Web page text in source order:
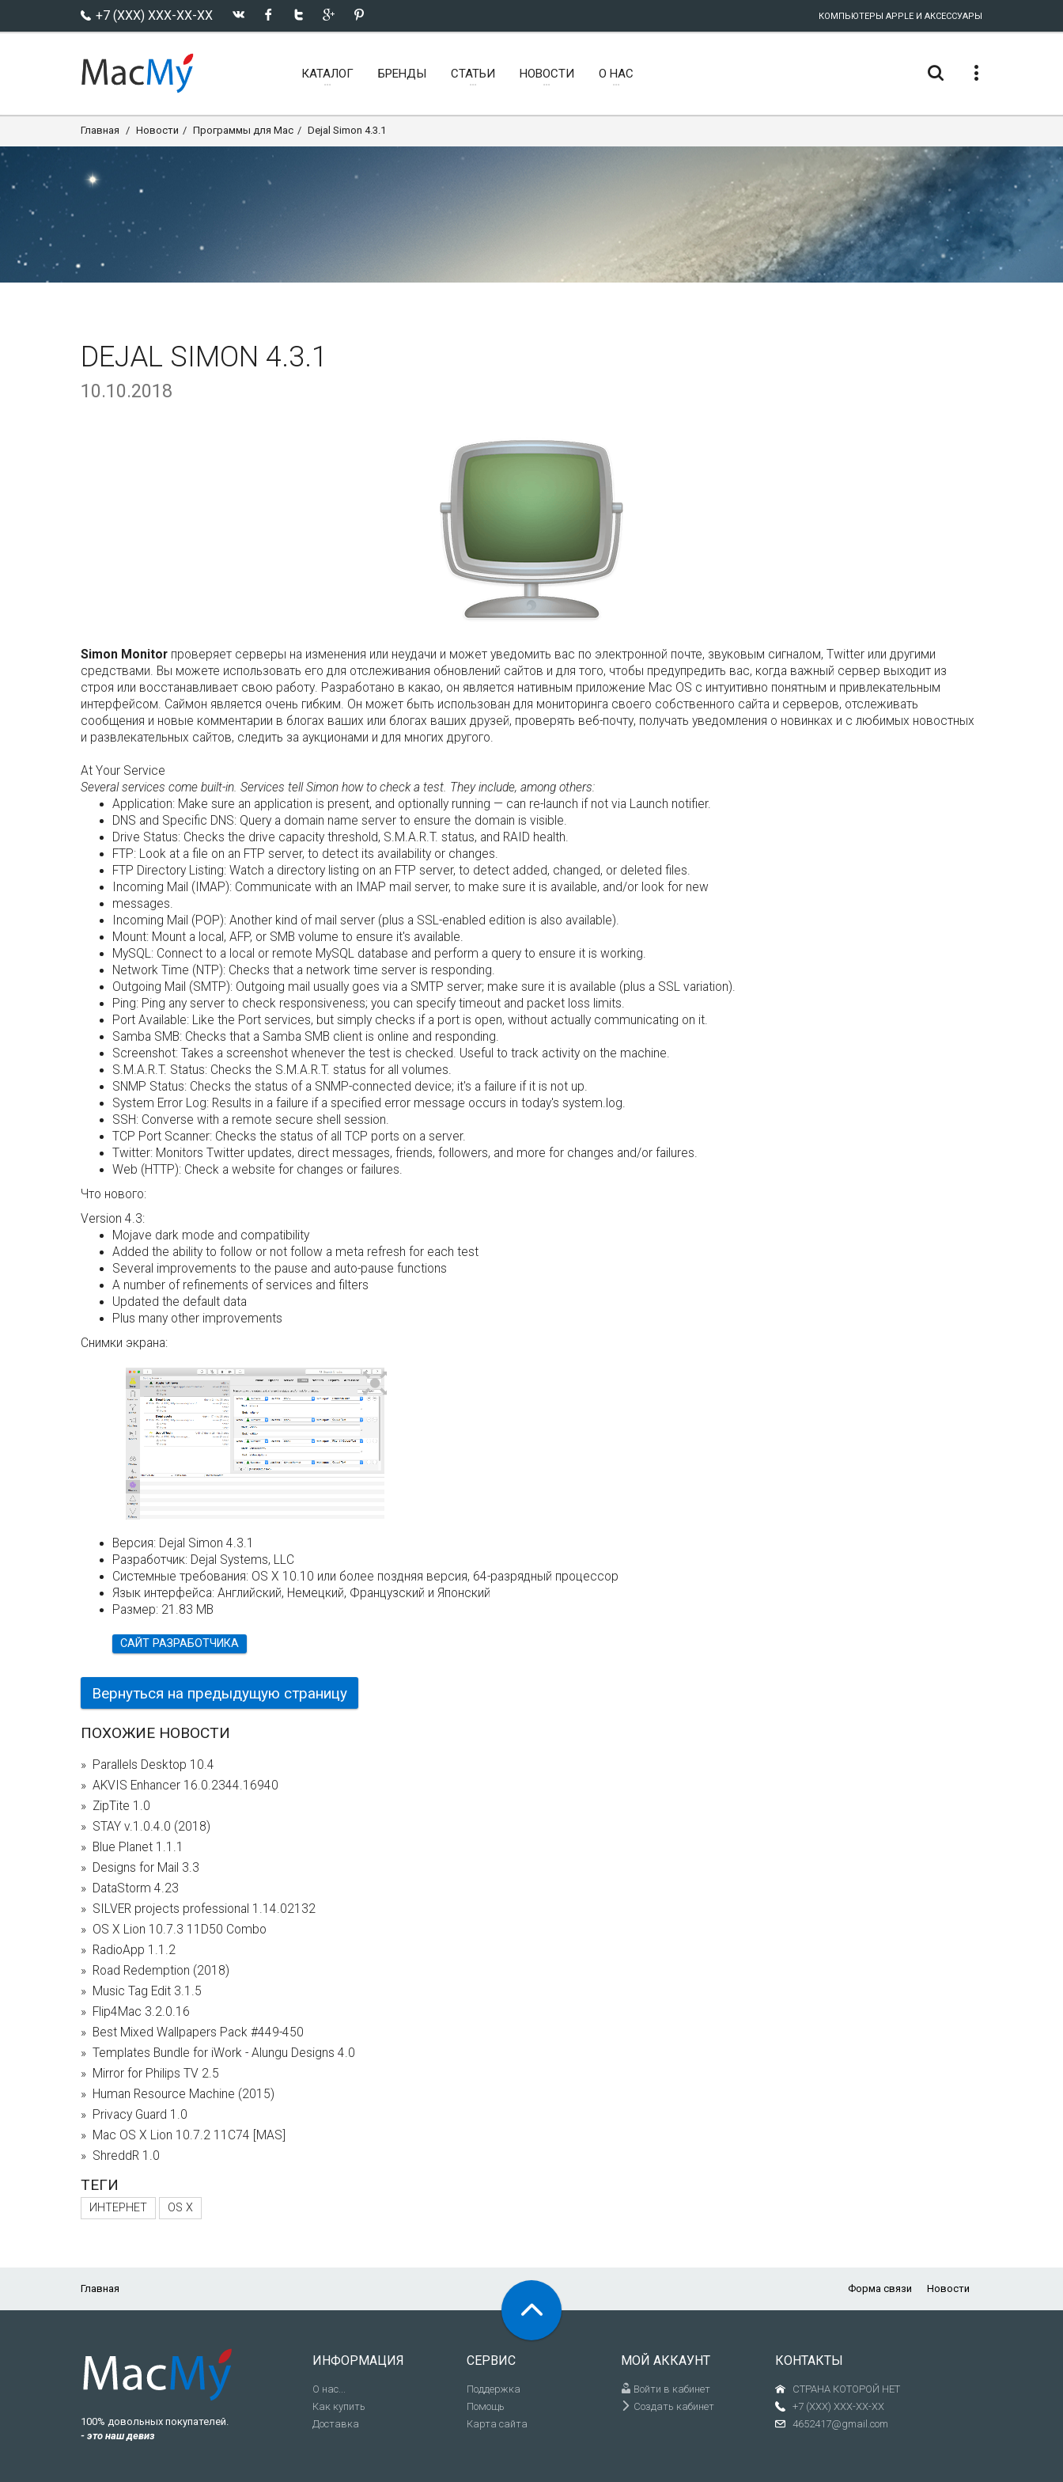
+7 (XXX) XXX-XX-XX КОМПЬЮТЕРЫ APPLE И АКСЕССУАРЫ
КАТАЛОГ БРЕНДЫ СТАТЬИ НОВОСТИ О НАС
Главная Новости Программы для Mac Dejal Simon 4.3.1
DEJAL SIMON 4.3.1
10.10.2018
Simon Monitor проверяет серверы на изменения или неудачи и может уведомить вас по электронной почте, звуковым сигналом, Twitter или другими
средствами. Вы можете использовать его для отслеживания обновлений сайтов и для того, чтобы предупредить вас, когда важный сервер выходит из
строя или восстанавливает свою работу. Разработано в какао, он является нативным приложение Mac OS с интуитивно понятным и привлекательным
интерфейсом. Саймон является очень гибким. Он может быть использован для мониторинга своего собственного сайта и серверов, отслеживать
сообщения и новые комментарии в блогах ваших или блогах ваших друзей, проверять веб-почту, получать уведомления о новинках и с любимых новостных
и развлекательных сайтов, следить за аукционами и для многих другого.
At Your Service
Several services come built-in. Services tell Simon how to check a test. They include, among others:
Application: Make sure an application is present, and optionally running — can re-launch if not via Launch notifier.
DNS and Specific DNS: Query a domain name server to ensure the domain is visible.
Drive Status: Checks the drive capacity threshold, S.M.A.R.T. status, and RAID health.
FTP: Look at a file on an FTP server, to detect its availability or changes.
FTP Directory Listing: Watch a directory listing on an FTP server, to detect added, changed, or deleted files.
Incoming Mail (IMAP): Communicate with an IMAP mail server, to make sure it is available, and/or look for new
messages.
Incoming Mail (POP): Another kind of mail server (plus a SSL-enabled edition is also available).
Mount: Mount a local, AFP, or SMB volume to ensure it's available.
MySQL: Connect to a local or remote MySQL database and perform a query to ensure it is working.
Network Time (NTP): Checks that a network time server is responding.
Outgoing Mail (SMTP): Outgoing mail usually goes via a SMTP server; make sure it is available (plus a SSL variation).
Ping: Ping any server to check responsiveness; you can specify timeout and packet loss limits.
Port Available: Like the Port services, but simply checks if a port is open, without actually communicating on it.
Samba SMB: Checks that a Samba SMB client is online and responding.
Screenshot: Takes a screenshot whenever the test is checked. Useful to track activity on the machine.
S.M.A.R.T. Status: Checks the S.M.A.R.T. status for all volumes.
SNMP Status: Checks the status of a SNMP-connected device; it's a failure if it is not up.
System Error Log: Results in a failure if a specified error message occurs in today's system.log.
SSH: Converse with a remote secure shell session.
TCP Port Scanner: Checks the status of all TCP ports on a server.
Twitter: Monitors Twitter updates, direct messages, friends, followers, and more for changes and/or failures.
Web (HTTP): Check a website for changes or failures.
Что нового:
Version 4.3:
Mojave dark mode and compatibility
Added the ability to follow or not follow a meta refresh for each test
Several improvements to the pause and auto-pause functions
A number of refinements of services and filters
Updated the default data
Plus many other improvements
Снимки экрана:
Версия: Dejal Simon 4.3.1
Разработчик: Dejal Systems, LLC
Системные требования: OS X 10.10 или более поздняя версия, 64-разрядный процессор
Язык интерфейса: Английский, Немецкий, Французский и Японский
Размер: 21.83 MB
САЙТ РАЗРАБОТЧИКА
Вернуться на предыдущую страницу
ПОХОЖИЕ НОВОСТИ
Parallels Desktop 10.4
AKVIS Enhancer 16.0.2344.16940
ZipTite 1.0
STAY v.1.0.4.0 (2018)
Blue Planet 1.1.1
Designs for Mail 3.3
DataStorm 4.23
SILVER projects professional 1.14.02132
OS X Lion 10.7.3 11D50 Combo
RadioApp 1.1.2
Road Redemption (2018)
Music Tag Edit 3.1.5
Flip4Mac 3.2.0.16
Best Mixed Wallpapers Pack #449-450
Templates Bundle for iWork - Alungu Designs 4.0
Mirror for Philips TV 2.5
Human Resource Machine (2015)
Privacy Guard 1.0
Mac OS X Lion 10.7.2 11С74 [MAS]
ShreddR 1.0
ТЕГИ
ИНТЕРНЕТ OS X
Главная Форма связи Новости
100% довольных покупателей.
- это наш девиз
ИНФОРМАЦИЯ
О нас...
Как купить
Доставка
СЕРВИС
Поддержка
Помощь
Карта сайта
МОЙ АККАУНТ
Войти в кабинет
Создать кабинет
КОНТАКТЫ
СТРАНА КОТОРОЙ НЕТ
+7 (XXX) XXX-XX-XX
4652417@gmail.com